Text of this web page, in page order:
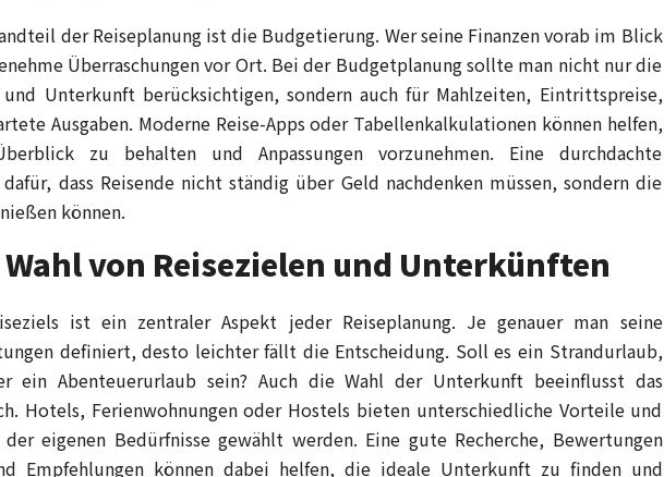
der Reiseplanung ist die Budgetierung. Wer seine Finanzen vorab im Blick
Überraschungen vor Ort. Bei der Budgetplanung sollte man nicht nur die
Unterkunft berücksichtigen, sondern auch für Mahlzeiten, Eintrittspreise,
Ausgaben. Moderne Reise-Apps oder Tabellenkalkulationen können helfen,
zu behalten und Anpassungen vorzunehmen. Eine durchdachte
dass Reisende nicht ständig über Geld nachdenken müssen, sondern die
können.
von Reisezielen und Unterkünften
ist ein zentraler Aspekt jeder Reiseplanung. Je genauer man seine
definiert, desto leichter fällt die Entscheidung. Soll es ein Strandurlaub,
ein Abenteuerurlaub sein? Auch die Wahl der Unterkunft beeinflusst das
Hotels, Ferienwohnungen oder Hostels bieten unterschiedliche Vorteile und
eigenen Bedürfnisse gewählt werden. Eine gute Recherche, Bewertungen
Empfehlungen können dabei helfen, die ideale Unterkunft zu finden und